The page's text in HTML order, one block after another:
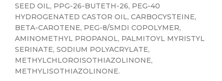
SEED OIL, PPG-26-BUTETH-26, PEG-40
HYDROGENATED CASTOR OIL, CARBOCYSTEINE,
BETA-CAROTENE, PEG-8/SMDI COPOLYMER,
AMINOMETHYL PROPANOL, PALMITOYL MYRISTYL
SERINATE, SODIUM POLYACRYLATE,
METHYLCHLOROISOTHIAZOLINONE,
METHYLISOTHIAZOLINONE.